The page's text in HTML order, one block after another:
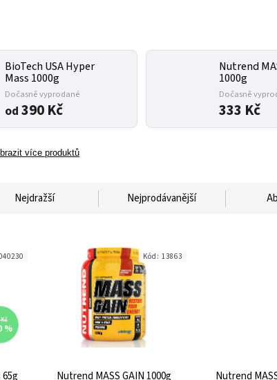
BioTech USA Hyper
Mass 1000g
Dočasně vyprodané
od 390 Kč
Nutrend
1000g
Dočasně
333 Kč
více produktů
Nejdražší Nejprodávanější
%
Nutrend MASS GAIN 1000g
Kód: 13863
Nutrend